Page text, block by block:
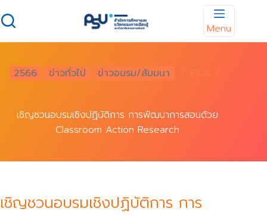
to
Menu
2566 ข่าวทั่วไป ข่าวอบรม/สัมมนา
01/06/2023
เชิญชวนอบรมเชิงปฏิบัติการ การพัฒนาการสอนด้วย
Classroom Action Research
เชิญชวนอบรมเชิงปฏิบัติการ การ